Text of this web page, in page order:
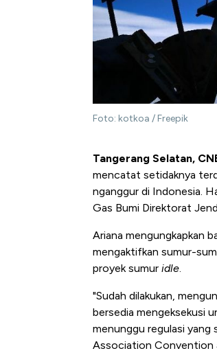
Foto: kotkoa / Freepik
Tangerang Selatan,
mencatat setidaknya
nganggur di Indonesia.
Gas Bumi Direktorat
Ariana mengungkapkan
mengaktifkan sumur-
proyek sumur idle.
"Sudah dilakukan,
bersedia mengeksekusi
menunggu regulasi yang
Association Convention